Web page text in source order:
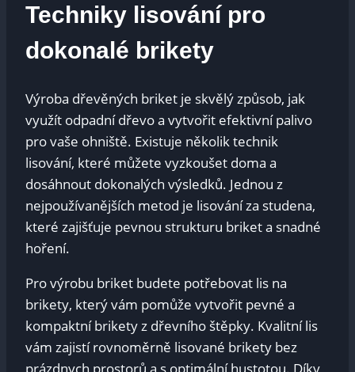
Techniky lisování pro
dokonalé brikety
Výroba dřevěných briket je skvělý způsob, jak
využít odpadní dřevo a vytvořit efektivní palivo
pro vaše ohniště. Existuje několik technik
lisování, které můžete vyzkoušet doma a
dosáhnout dokonalých výsledků. Jednou z
nejpoužívanějších metod je lisování za studena,
které zajišťuje pevnou strukturu briket a snadné
hoření.
Pro výrobu briket budete potřebovat lis na
brikety, který vám pomůže vytvořit pevné a
kompaktní brikety z dřevního štěpky. Kvalitní lis
vám zajistí rovnoměrně lisované brikety bez
prázdnych prostorů a s optimální hustotou. Díky